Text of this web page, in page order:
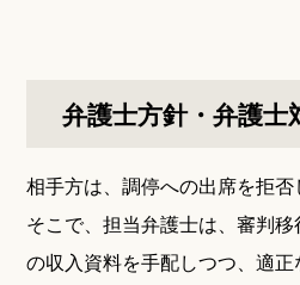
弁護士方針・弁護士
相手方は、調停への出席を拒否
そこで、担当弁護士は、審判
の収入資料を手配しつつ、適